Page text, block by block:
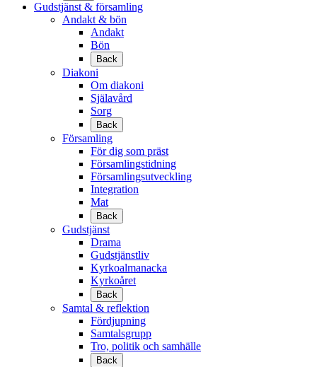
Gudstjänst & församling
Andakt & bön
Andakt
Bön
Back
Diakoni
Om diakoni
Själavård
Sorg
Back
Församling
För dig som präst
Församlingstidning
Församlingsutveckling
Integration
Mat
Back
Gudstjänst
Drama
Gudstjänstliv
Kyrkoalmanacka
Kyrkoåret
Back
Samtal & reflektion
Fördjupning
Samtalsgrupp
Tro, politik och samhälle
Back